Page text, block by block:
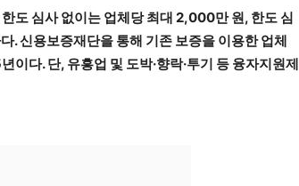
도 심사 없이는 업체당 최대 2,000만 원, 한도 심
. 신용보증재단을 통해 기존 보증을 이용한 업체
다. 단, 유흥업 및 도박·향락·투기 등 융자지원제